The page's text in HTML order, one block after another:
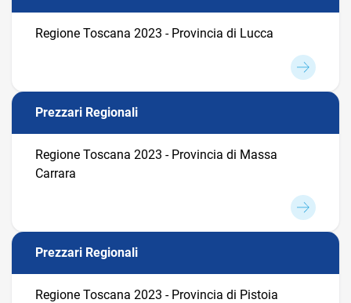
Regione Toscana 2023 - Provincia di Lucca
Prezzari Regionali
Regione Toscana 2023 - Provincia di Massa
Carrara
Prezzari Regionali
Regione Toscana 2023 - Provincia di Pistoia